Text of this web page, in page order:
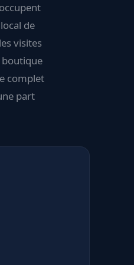
de
visites
boutique
complet
part